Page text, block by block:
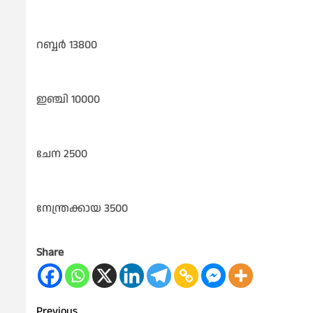
റബ്ബർ 13800
ഇഞ്ചി 10000
ചേന 2500
നേന്ത്രക്കായ 3500
Share